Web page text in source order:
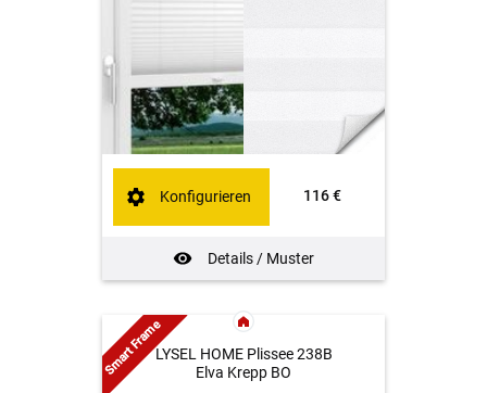
116 €
Details / Muster
Konfigurieren
LYSEL HOME Plissee 238B
Elva Krepp BO
Smart Frame